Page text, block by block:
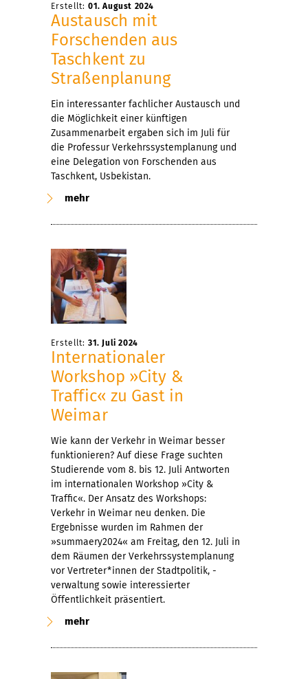
Erstellt: 01. August 2024
Austausch mit
Forschenden aus
Taschkent zu
Straßenplanung
Ein interessanter fachlicher Austausch und
die Möglichkeit einer künftigen
Zusammenarbeit ergaben sich im Juli für
die Professur Verkehrssystemplanung und
eine Delegation von Forschenden aus
Taschkent, Usbekistan.
mehr
Erstellt: 31. Juli 2024
Internationaler
Workshop »City &
Traffic« zu Gast in
Weimar
Wie kann der Verkehr in Weimar besser
funktionieren? Auf diese Frage suchten
Studierende vom 8. bis 12. Juli Antworten
im internationalen Workshop »City &
Traffic«. Der Ansatz des Workshops:
Verkehr in Weimar neu denken. Die
Ergebnisse wurden im Rahmen der
»summaery2024« am Freitag, den 12. Juli in
dem Räumen der Verkehrssystemplanung
vor Vertreter*innen der Stadtpolitik, -
verwaltung sowie interessierter
Öffentlichkeit präsentiert.
mehr